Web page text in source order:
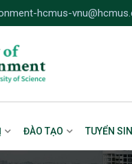
hcmus-
ĐÀO TẠO TUYỂN